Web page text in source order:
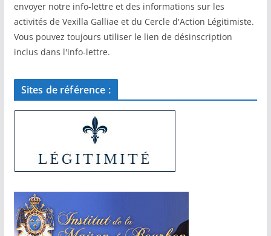
envoyer notre info-lettre et des informations sur les
activités de Vexilla Galliae et du Cercle d'Action Légitimiste.
Vous pouvez toujours utiliser le lien de désinscription
inclus dans l'info-lettre.
Sites de référence :